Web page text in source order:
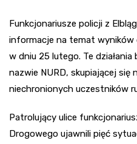
Funkcjonariusze policji z
informacje na temat wyników
w dniu 25 lutego. Te
nazwie NURD, skupiającej się
niechronionych uczestników
Patrolujący ulice
Drogowego ujawnili pięć